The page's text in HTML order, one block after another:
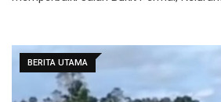
BERITA UTAMA